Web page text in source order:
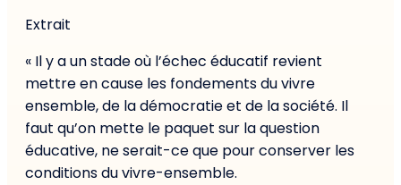
Extrait
« Il y a un stade où l’échec éducatif revient
mettre en cause les fondements du vivre
ensemble, de la démocratie et de la société. Il
faut qu’on mette le paquet sur la question
éducative, ne serait-ce que pour conserver les
conditions du vivre-ensemble.